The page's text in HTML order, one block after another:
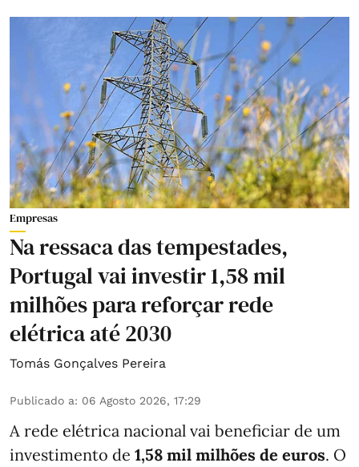
Empresas
Na ressaca das tempestades,
Portugal vai investir 1,58 mil
milhões para reforçar rede
elétrica até 2030
Tomás Gonçalves Pereira
Publicado a: 06 Agosto 2026, 17:29
A rede elétrica nacional vai beneficiar de um
investimento de 1,58 mil milhões de euros. O